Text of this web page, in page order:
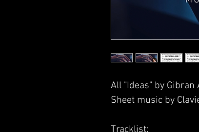
All "Ideas" by Gibran
Sheet music by
Tracklist: